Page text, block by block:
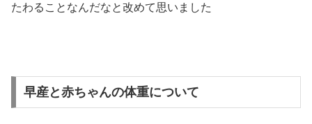
たわることなんだなと改めて思いました
早産と赤ちゃんの体重について